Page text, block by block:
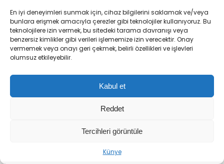
En iyi deneyimleri sunmak için, cihaz bilgilerini saklamak ve/veya
bunlara erişmek amacıyla çerezler gibi teknolojiler kullanıyoruz. Bu
teknolojilere izin vermek, bu sitedeki tarama davranışı veya
benzersiz kimlikler gibi verileri işlememize izin verecektir. Onay
vermemek veya onayı geri çekmek, belirli özellikleri ve işlevleri
olumsuz etkileyebilir.
Kabul et
Reddet
Tercihleri görüntüle
Künye